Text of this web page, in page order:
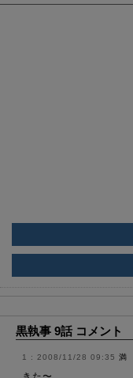
k
黒執事 9話 コメント
2008/11/28 09:35 満